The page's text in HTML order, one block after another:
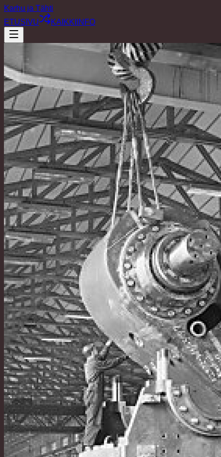
Karhu ja Tähti
ETUSIVU
KAIKKI INFO